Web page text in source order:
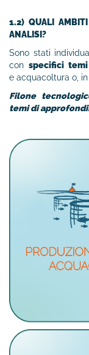
1.2) QUALI AMBITI
ANALISI?
Sono stati
con specifici temi
e acquacoltura o,
Filone
temi di